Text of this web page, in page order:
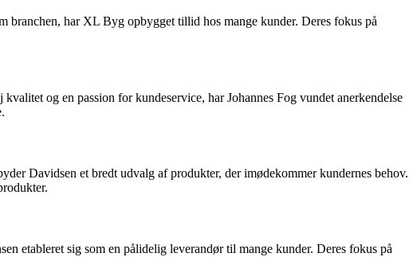
har XL Byg opbygget tillid hos mange kunder. Deres fokus på
og en passion for kundeservice, har Johannes Fog vundet anerkendelse
Davidsen et bredt udvalg af produkter, der imødekommer kundernes behov.
etableret sig som en pålidelig leverandør til mange kunder. Deres fokus på